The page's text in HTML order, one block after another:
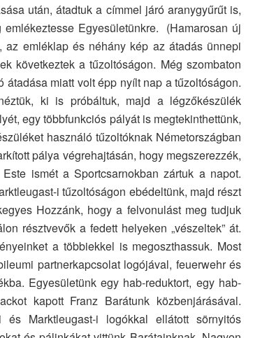
után, átadtuk a címmel járó aranygyűrűt is,
Egyesületünkre. (Hamarosan új
az emléklap és néhány kép az átadás ünnepi
következtek a tűzoltóságon. Még szombaton
miatt volt épp nyílt nap a tűzoltóságon.
ki is próbáltuk, majd a légzőkészülék
egy többfunkciós pályát is megtekinthettünk,
használó tűzoltóknak Németországban
pálya végrehajtásán, hogy megszerezzék,
ismét a Sportcsarnokban zártuk a napot.
i tűzoltóságon ebédeltünk, majd részt
Hozzánk, hogy a felvonulást meg tudjuk
résztvevők a fedett helyeken „vészeltek” át.
a többiekkel is megoszthassuk. Most
partnerkapcsolat logójával, feuerwehr és
Egyesületünk egy hab-reduktort, egy hab-
kapott Franz Barátunk közbenjárásával.
Marktleugast-i logókkal ellátott sörnyitós